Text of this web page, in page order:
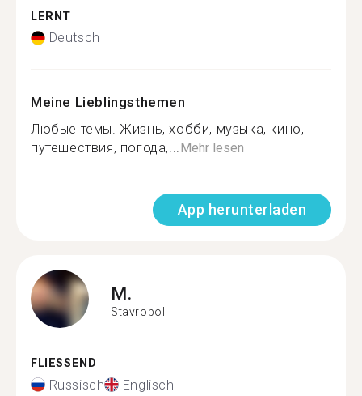
LERNT
Deutsch
Meine Lieblingsthemen
Любые темы. Жизнь, хобби, музыка, кино,
путешествия, погода,...Mehr lesen
App herunterladen
M.
Stavropol
FLIESSEND
Russisch Englisch